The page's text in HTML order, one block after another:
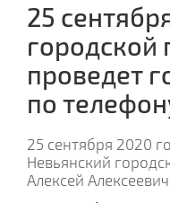
25
городской
проведет
по
25 сентября 2020
Невьянский
Алексей